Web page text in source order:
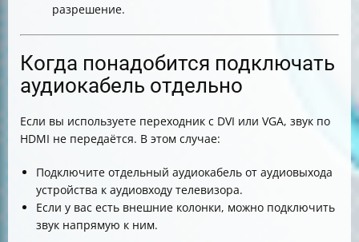
разрешение.
Когда понадобится подключать
аудиокабель отдельно
Если вы используете переходник с DVI или VGA, звук по
HDMI не передаётся. В этом случае:
Подключите отдельный аудиокабель от аудиовыхода
устройства к аудиовходу телевизора.
Если у вас есть внешние колонки, можно подключить
звук напрямую к ним.